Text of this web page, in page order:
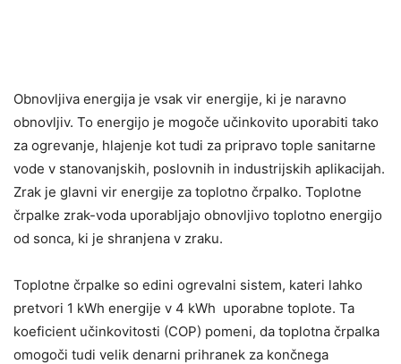
Obnovljiva energija je vsak vir energije, ki je naravno
obnovljiv. To energijo je mogoče učinkovito uporabiti tako
za ogrevanje, hlajenje kot tudi za pripravo tople sanitarne
vode v stanovanjskih, poslovnih in industrijskih aplikacijah.
Zrak je glavni vir energije za toplotno črpalko. Toplotne
črpalke zrak-voda uporabljajo obnovljivo toplotno energijo
od sonca, ki je shranjena v zraku.
Toplotne črpalke so edini ogrevalni sistem, kateri lahko
pretvori 1 kWh energije v 4 kWh uporabne toplote. Ta
koeficient učinkovitosti (COP) pomeni, da toplotna črpalka
omogoči tudi velik denarni prihranek za končnega